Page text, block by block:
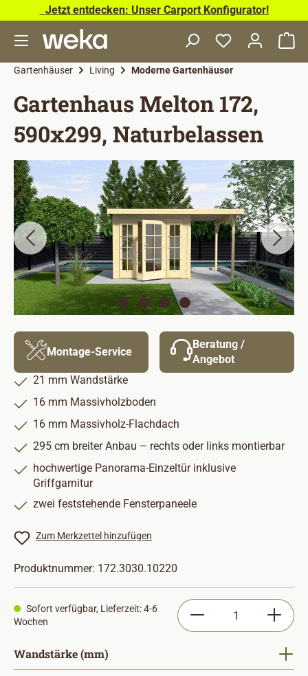
Zum Hauptinhalt springen
Jetzt entdecken: Unser Carport Konfigurator!
Gartenhäuser Living Moderne Gartenhäuser
Gartenhaus Melton 172,
590x299, Naturbelassen
Bildergalerie überspringen
Montage-Service
Beratung /
Angebot
21 mm Wandstärke
16 mm Massivholzboden
16 mm Massivholz-Flachdach
295 cm breiter Anbau – rechts oder links montierbar
hochwertige Panorama-Einzeltür inklusive
Griffgarnitur
zwei feststehende Fensterpaneele
Zum Merkzettel hinzufügen
Produktnummer: 172.3030.10220
Sofort verfügbar, Lieferzeit: 4-6
Wochen
Produkt Anzahl:
Wandstärke (mm)